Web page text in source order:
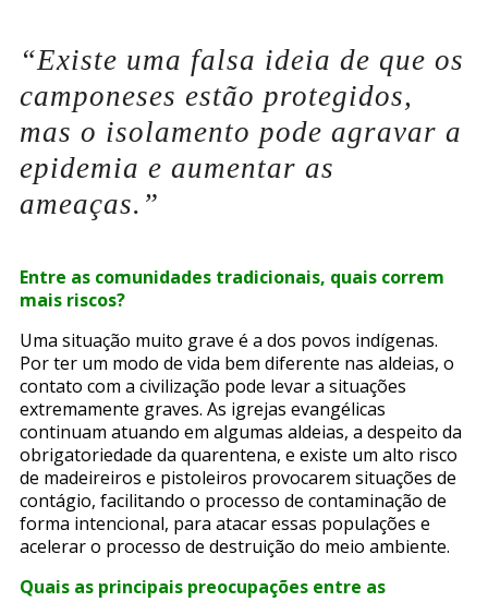
“Existe uma falsa ideia de que os
camponeses estão protegidos,
mas o isolamento pode agravar a
epidemia e aumentar as
ameaças.”
Entre as comunidades tradicionais, quais correm
mais riscos?
Uma situação muito grave é a dos povos indígenas.
Por ter um modo de vida bem diferente nas aldeias, o
contato com a civilização pode levar a situações
extremamente graves. As igrejas evangélicas
continuam atuando em algumas aldeias, a despeito da
obrigatoriedade da quarentena, e existe um alto risco
de madeireiros e pistoleiros provocarem situações de
contágio, facilitando o processo de contaminação de
forma intencional, para atacar essas populações e
acelerar o processo de destruição do meio ambiente.
Quais as principais preocupações entre as